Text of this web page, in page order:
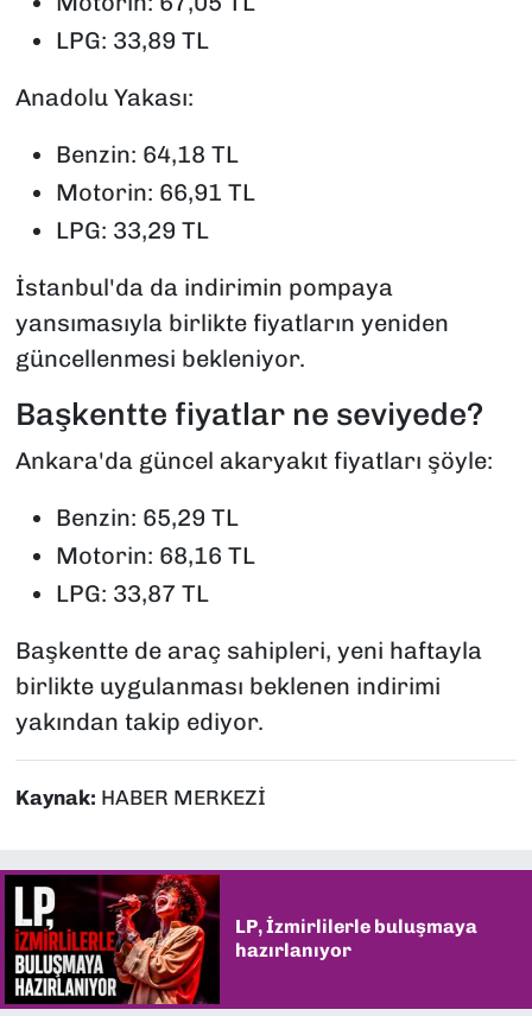
LPG: 33,89 TL
Anadolu Yakası:
Benzin: 64,18 TL
Motorin: 66,91 TL
LPG: 33,29 TL
İstanbul'da da indirimin pompaya
yansımasıyla birlikte fiyatların yeniden
güncellenmesi bekleniyor.
Başkentte fiyatlar ne seviyede?
Ankara'da güncel akaryakıt fiyatları şöyle:
Benzin: 65,29 TL
Motorin: 68,16 TL
LPG: 33,87 TL
Başkentte de araç sahipleri, yeni haftayla
birlikte uygulanması beklenen indirimi
yakından takip ediyor.
Kaynak: HABER MERKEZİ
LP, İzmirlilerle buluşmaya
hazırlanıyor